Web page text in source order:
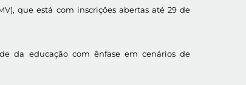
que está com inscrições abertas até 29 de
da educação com ênfase em cenários de